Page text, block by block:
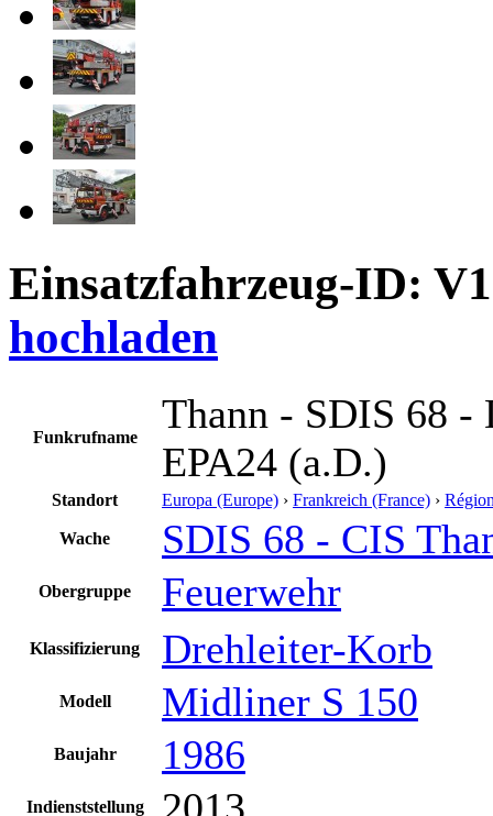
Einsatzfahrzeug-ID:
hochladen
Funkrufname
Thann - SDIS 68 -
EPA24 (a.D.)
Standort Europa (Europe) › Frankreich (France) ›
Wache SDIS 68 - CIS
Obergruppe Feuerwehr
Klassifizierung Drehleiter-Korb
Modell Midliner S 150
Baujahr 1986
Indienststellung